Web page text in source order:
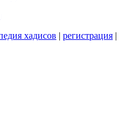
хадисов | регистрация |